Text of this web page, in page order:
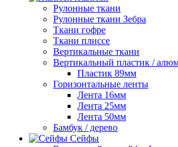
Рулонные ткани
Рулонные ткани Зебра
Ткани гофре
Ткани плиссе
Вертикальные ткани
Вертикальный пластик /
Пластик 89мм
Горизонтальные ленты
Лента 16мм
Лента 25мм
Лента 50мм
Бамбук / дерево
Сейфы